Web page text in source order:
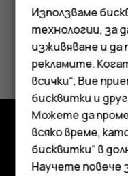
Таблети
Полезен ли
Да Не
Изследвайте
Използваме
технологии, за
изживяване и да
рекламите.
всички“, Вие
бисквитки и
Можете да
всяко време,
бисквитки“ в
Научете повече